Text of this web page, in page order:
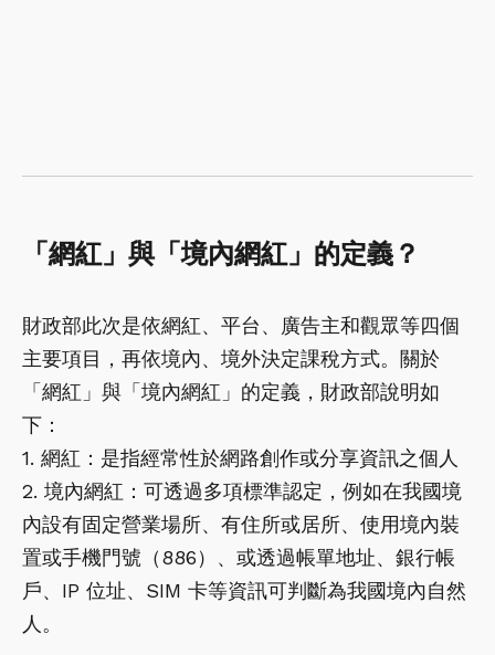
「網紅」與「境內網紅」的定義？
財政部此次是依網紅、平台、廣告主和觀眾等四個
主要項目，再依境內、境外決定課稅方式。關於
「網紅」與「境內網紅」的定義，財政部說明如
下：
1. 網紅：是指經常性於網路創作或分享資訊之個人
2. 境內網紅：可透過多項標準認定，例如在我國境
內設有固定營業場所、有住所或居所、使用境內裝
置或手機門號（886）、或透過帳單地址、銀行帳
戶、IP 位址、SIM 卡等資訊可判斷為我國境內自然
人。